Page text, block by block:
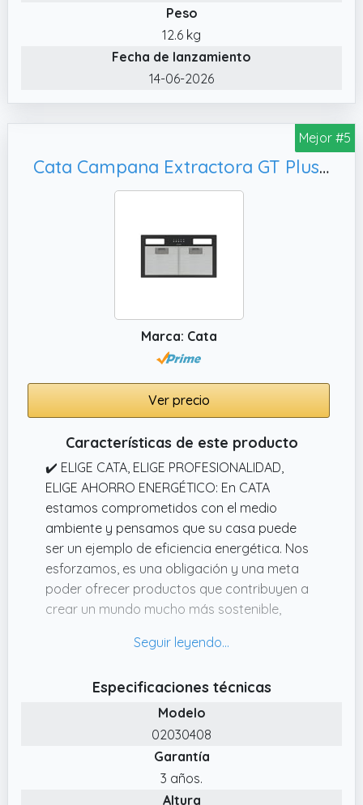
✔️ POTENTE FLUJO DE AIRE: Elimina el vapor
y los olores de tu cocina rápidamente
gracias a la campana extractora decorativa,
que ofrece hasta 624 m³/h en modo turbo.
Peso
12.6 kg
Fecha de lanzamiento
14-06-2026
Mejor #5
Cata Campana Extractora GT Plus 45 BK Panel de Control Mecánico 3 Niveles de Extracción Sistema Fácil Instalación Motor Extra Silencioso Potencia 206 W Ancho 49,2 Color Negro
Marca: Cata
Ver precio
Características de este producto
✔️ ELIGE CATA, ELIGE PROFESIONALIDAD,
ELIGE AHORRO ENERGÉTICO: En CATA
estamos comprometidos con el medio
ambiente y pensamos que su casa puede
ser un ejemplo de eficiencia energética. Nos
esforzamos, es una obligación y una meta
poder ofrecer productos que contribuyen a
crear un mundo mucho más sostenible,
✔️ CAMPANA EFICIENTE Y ACABADO INOX:
filtros lavables en lavavajillas, mantener esta
campana en óptimas condiciones es fácil y
conveniente. Disponible en acabados de inox,
✔️ MÁXIMA CAPACIDAD DE EXTRACCIÓN Y
MOTOR EXTRA SILENCIOSO: Con una
Especificaciones técnicas
Modelo
02030408
Garantía
3 años.
Altura